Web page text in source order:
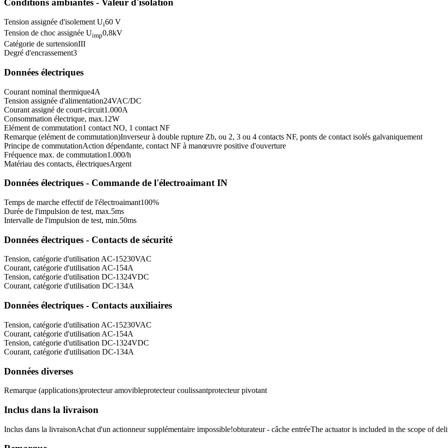
Conditions ambiantes - Valeur d'isolation
Tension assignée d'isolement Ui60 V
Tension de choc assignée Uimp0,8kV
Catégorie de surtensionIII
Degré d'encrassement3
Données électriques
Courant nominal thermique4A
Tension assignée d'alimentation24VAC/DC
Courant assigné de court-circuit1.000A
Consommation électrique, max.12W
Elément de commutation1 contact NO, 1 contact NF
Remarque (elément de commutation)Inverseur à double rupture Zb, ou 2, 3 ou 4 contacts NF, ponts de contact isolés galvaniquement
Principe de commutationAction dépendante, contact NF à manœuvre positive d'ouverture
Fréquence max. de commutation1.000/h
Matériau des contacts, électriquesArgent
Données électriques - Commande de l'électroaimant IN
Temps de marche effectif de l'électroaimant100%
Durée de l'impulsion de test, max.5ms
Intervalle de l'impulsion de test, min.50ms
Données électriques - Contacts de sécurité
Tension, catégorie d'utilisation AC-15230VAC
Courant, catégorie d'utilisation AC-154A
Tension, catégorie d'utilisation DC-1324VDC
Courant, catégorie d'utilisation DC-134A
Données électriques - Contacts auxiliaires
Tension, catégorie d'utilisation AC-15230VAC
Courant, catégorie d'utilisation AC-154A
Tension, catégorie d'utilisation DC-1324VDC
Courant, catégorie d'utilisation DC-134A
Données diverses
Remarque (applications)protecteur amovibleprotecteur coulissantprotecteur pivotant
Inclus dans la livraison
Inclus dans la livraisonAchat d'un actionneur supplémentaire impossible!obturateur - câche entréeThe actuator is included in the scope of